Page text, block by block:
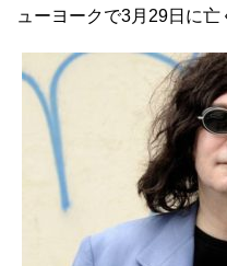
ューヨークで3月29日に